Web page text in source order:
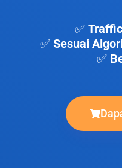
✅
✅ Sesuai
✅